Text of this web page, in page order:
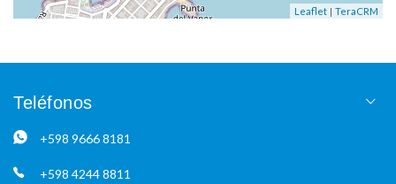
Leaflet | TeraCRM
Teléfonos
+598 9666 8181
+598 4244 8811